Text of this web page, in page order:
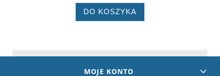
DO KOSZYKA
MOJE KONTO